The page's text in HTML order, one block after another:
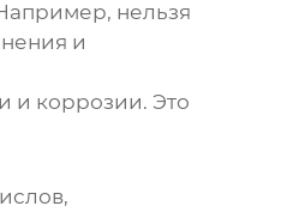
нельзя
и
и коррозии. Это